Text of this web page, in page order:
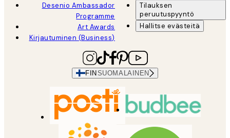
Desenio Ambassador
Programme
Art Awards
Kirjautuminen (Business)
Tilauksen
peruutuspyyntö
Hallitse evästeitä
FIN SUOMALAINEN